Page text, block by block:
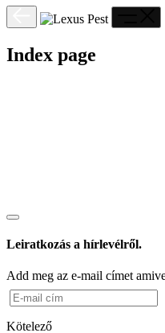
Index page
Leiratkozás a hírlevélről.
Add meg az e-mail címet
Kötelező